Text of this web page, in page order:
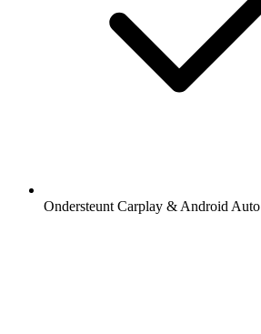
Ondersteunt Carplay & Android Auto